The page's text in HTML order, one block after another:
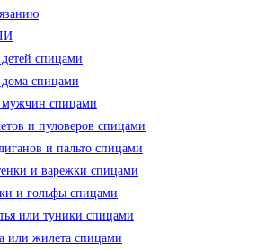
спицами
дома спицами
мужчин спицами
и пуловеров спицами
и пальто спицами
и варежки спицами
и гольфы спицами
или туники спицами
или жилета спицами